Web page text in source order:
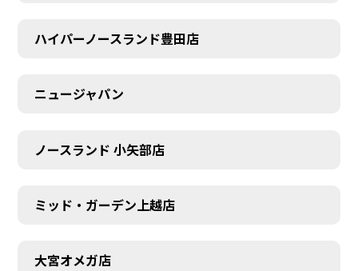
ハイパーノースランド豊田店
ニュージャパン
ノースランド 小矢部店
ミッド・ガーデン上越店
大宮オメガ店